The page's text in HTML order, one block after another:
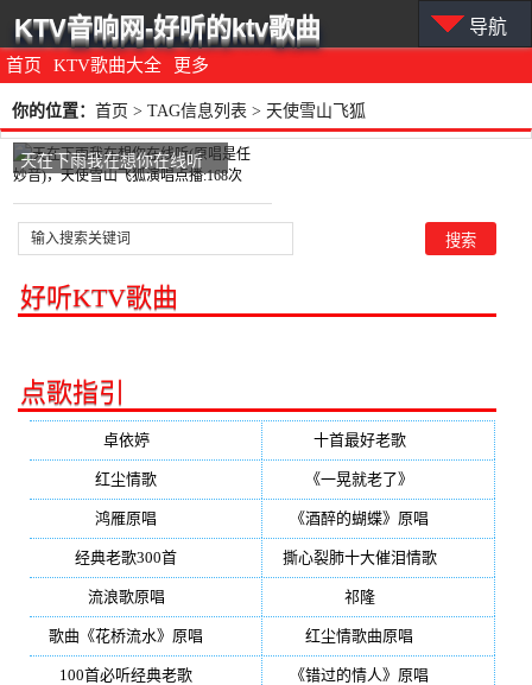
首页 KTV歌曲大全 更多
KTV音响网-好听的ktv歌曲 导航
你的位置： 首页 > TAG信息列表 > 天使雪山飞狐
天在下雨我在想你在线听
(原唱是任妙音)，天使雪山
飞狐演唱点播:168次
好听KTV歌曲
点歌指引
卓依婷(350) 十首最好老歌(300)
红尘情歌 《一晃就老了》
鸿雁原唱 《酒醉的蝴蝶》原唱
经典老歌300首 撕心裂肺十大催泪情歌(195)
流浪歌原唱 祁隆(188)
歌曲《花桥流水》原唱 红尘情歌曲原唱
100首必听经典老歌 《错过的情人》原唱